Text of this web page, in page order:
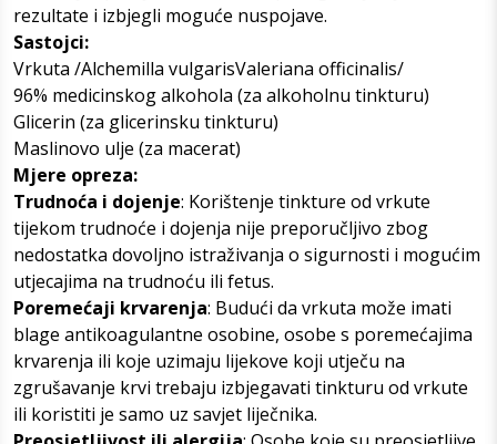
rezultate i izbjegli moguće nuspojave.
Sastojci:
Vrkuta /Alchemilla vulgarisValeriana officinalis/
96% medicinskog alkohola (za alkoholnu tinkturu)
Glicerin (za glicerinsku tinkturu)
Maslinovo ulje (za macerat)
Mjere opreza:
Trudnoća i dojenje: Korištenje tinkture od vrkute
tijekom trudnoće i dojenja nije preporučljivo zbog
nedostatka dovoljno istraživanja o sigurnosti i mogućim
utjecajima na trudnoću ili fetus.
Poremećaji krvarenja: Budući da vrkuta može imati
blage antikoagulantne osobine, osobe s poremećajima
krvarenja ili koje uzimaju lijekove koji utječu na
zgrušavanje krvi trebaju izbjegavati tinkturu od vrkute
ili koristiti je samo uz savjet liječnika.